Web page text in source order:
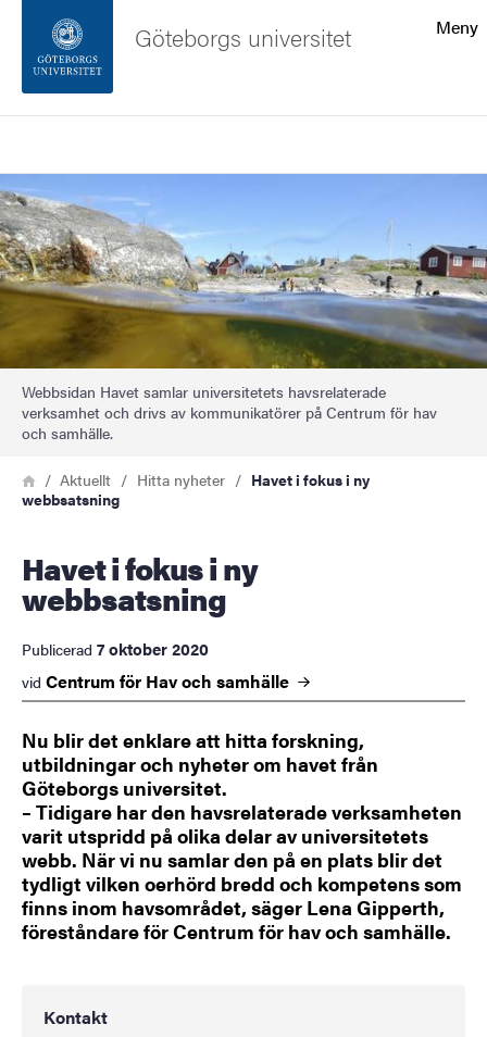
Sidfoten
Om webbplatsen
Meny
Göteborgs universitet
Bild
Webbsidan Havet samlar universitetets havsrelaterade
verksamhet och drivs av kommunikatörer på Centrum för hav
och samhälle.
Länkstig
HemAktuellt Hitta nyheter
Havet i fokus i ny
webbsatsning
Havet i fokus i ny
webbsatsning
Publicerad 7 oktober 2020
vid Centrum för Hav och samhälle
Nu blir det enklare att hitta forskning,
utbildningar och nyheter om havet från
Göteborgs universitet.
– Tidigare har den havsrelaterade verksamheten
varit utspridd på olika delar av universitetets
webb. När vi nu samlar den på en plats blir det
tydligt vilken oerhörd bredd och kompetens som
finns inom havsområdet, säger Lena Gipperth,
föreståndare för Centrum för hav och samhälle.
Kontakt